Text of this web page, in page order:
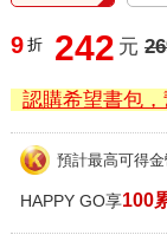
9 折 242 元
認購希望書包
預計最高可得金
HAPPY GO享100